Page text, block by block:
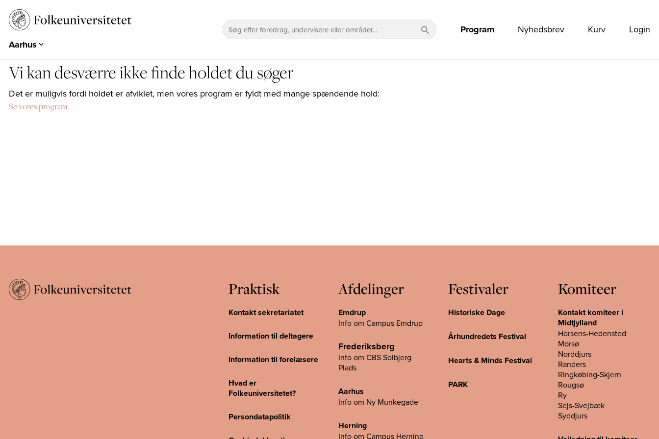
Aarhus
Aarhus
Emdrup
Herning
Hearts & Minds
Program Nyhedsbrev Kurv Login
Vi kan desværre ikke finde holdet du søger
Det er muligvis fordi holdet er afviklet, men vores program er fyldt med mange spændende hold:
Se vores program
Praktisk
Kontakt sekretariatet
Information til deltagere
Information til forelæsere
Hvad er
Folkeuniversitetet?
Persondatapolitik
Afdelinger
Emdrup
Info om Campus Emdrup
Frederiksberg
Info om CBS Solbjerg
Plads
Aarhus
Info om Ny Munkegade
Herning
Info om Campus Herning
Festivaler
Historiske Dage
Århundredets Festival
Hearts & Minds Festival
PARK
Komiteer
Kontakt komiteer i
Midtjylland
Horsens-Hedensted
Morsø
Norddjurs
Randers
Ringkøbing-Skjern
Rougsø
Ry
Sejs-Svejbæk
Syddjurs